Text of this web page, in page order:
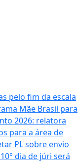
pelo fim da escala
Mãe Brasil para
2026: relatora
para a área de
PL sobre envio
dia de júri será